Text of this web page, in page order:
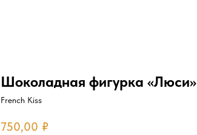
Шоколадная фигурка «Люси»
French Kiss
750,00 ₽